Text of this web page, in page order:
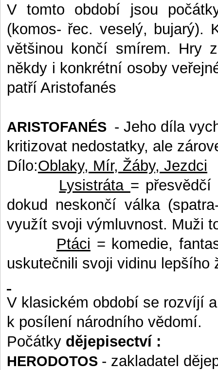
V tomto období jsou
(komos- řec. veselý, bujarý).
většinou končí smírem. Hry
někdy i konkrétní osoby
patří Aristofanés
ARISTOFANÉS - Jeho díla
kritizovat nedostatky, ale
Dílo:Oblaky, Mír, Žáby, Jezdci
Lysistráta =
dokud neskončí válka
využít svoji výmluvnost. Muži
Ptáci = komedie,
uskutečnili svoji vidinu lepšího
V klasickém období se rozvíjí
k posílení národního vědomí.
Počátky dějepisectví :
HERODOTOS - zakladatel